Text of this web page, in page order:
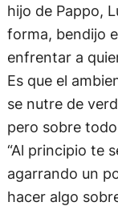
hijo de Pappo,
forma, bendijo
enfrentar a
Es que el
se nutre de
pero sobre
“Al principio te
agarrando un
hacer algo